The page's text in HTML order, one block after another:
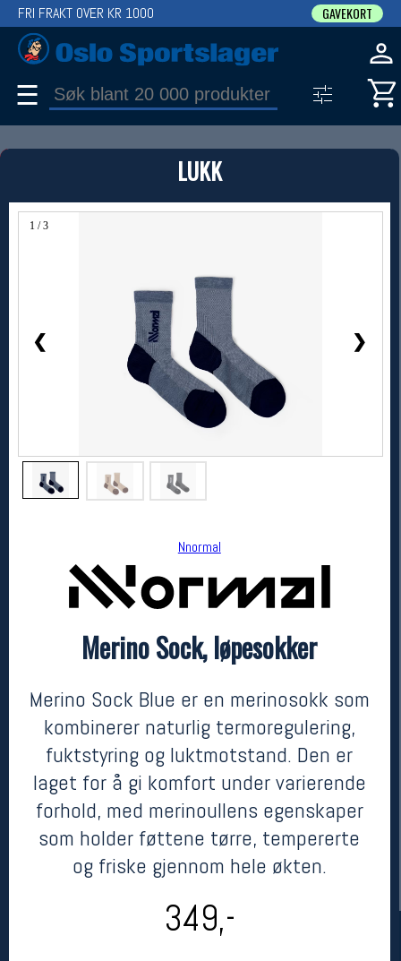
LUKK
1 / 3
❮ ❯
Nnormal
Merino Sock, løpesokker
Merino Sock Blue er en merinosokk som
kombinerer naturlig termoregulering,
fuktstyring og luktmotstand. Den er
laget for å gi komfort under varierende
forhold, med merinoullens egenskaper
som holder føttene tørre, tempererte
og friske gjennom hele økten.
349,-
FRI FRAKT OVER KR 1000 GAVEKORT
☰
PRODUKT
Produkter (1)
Bruk filter til å spisse søket
Nnormal
Merino Sock, løpesokker
kr 349